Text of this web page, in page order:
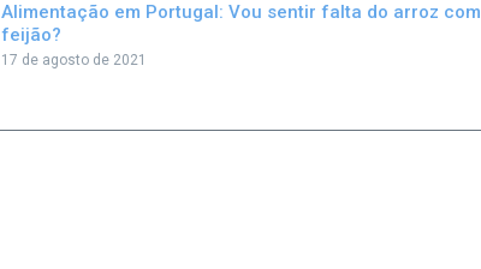
Alimentação em Portugal: Vou sentir falta do arroz com
feijão?
17 de agosto de 2021